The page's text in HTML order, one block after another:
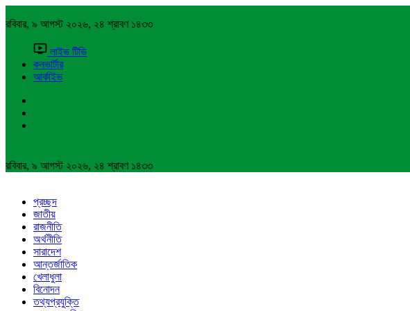
রবিবার, ৯ আগস্ট ২০২৬, ২৪ শ্রাবণ ১৪৩৩
লাইভ টিভি
কনভার্টার
আর্কাইভ
রবিবার, ৯ আগস্ট ২০২৬, ২৪ শ্রাবণ ১৪৩৩
প্রচ্ছদ
জাতীয়
রাজনীতি
অর্থনীতি
সারাদেশ
আন্তর্জাতিক
খেলাধুলা
বিনোদন
তথ্যপ্রযুক্তি